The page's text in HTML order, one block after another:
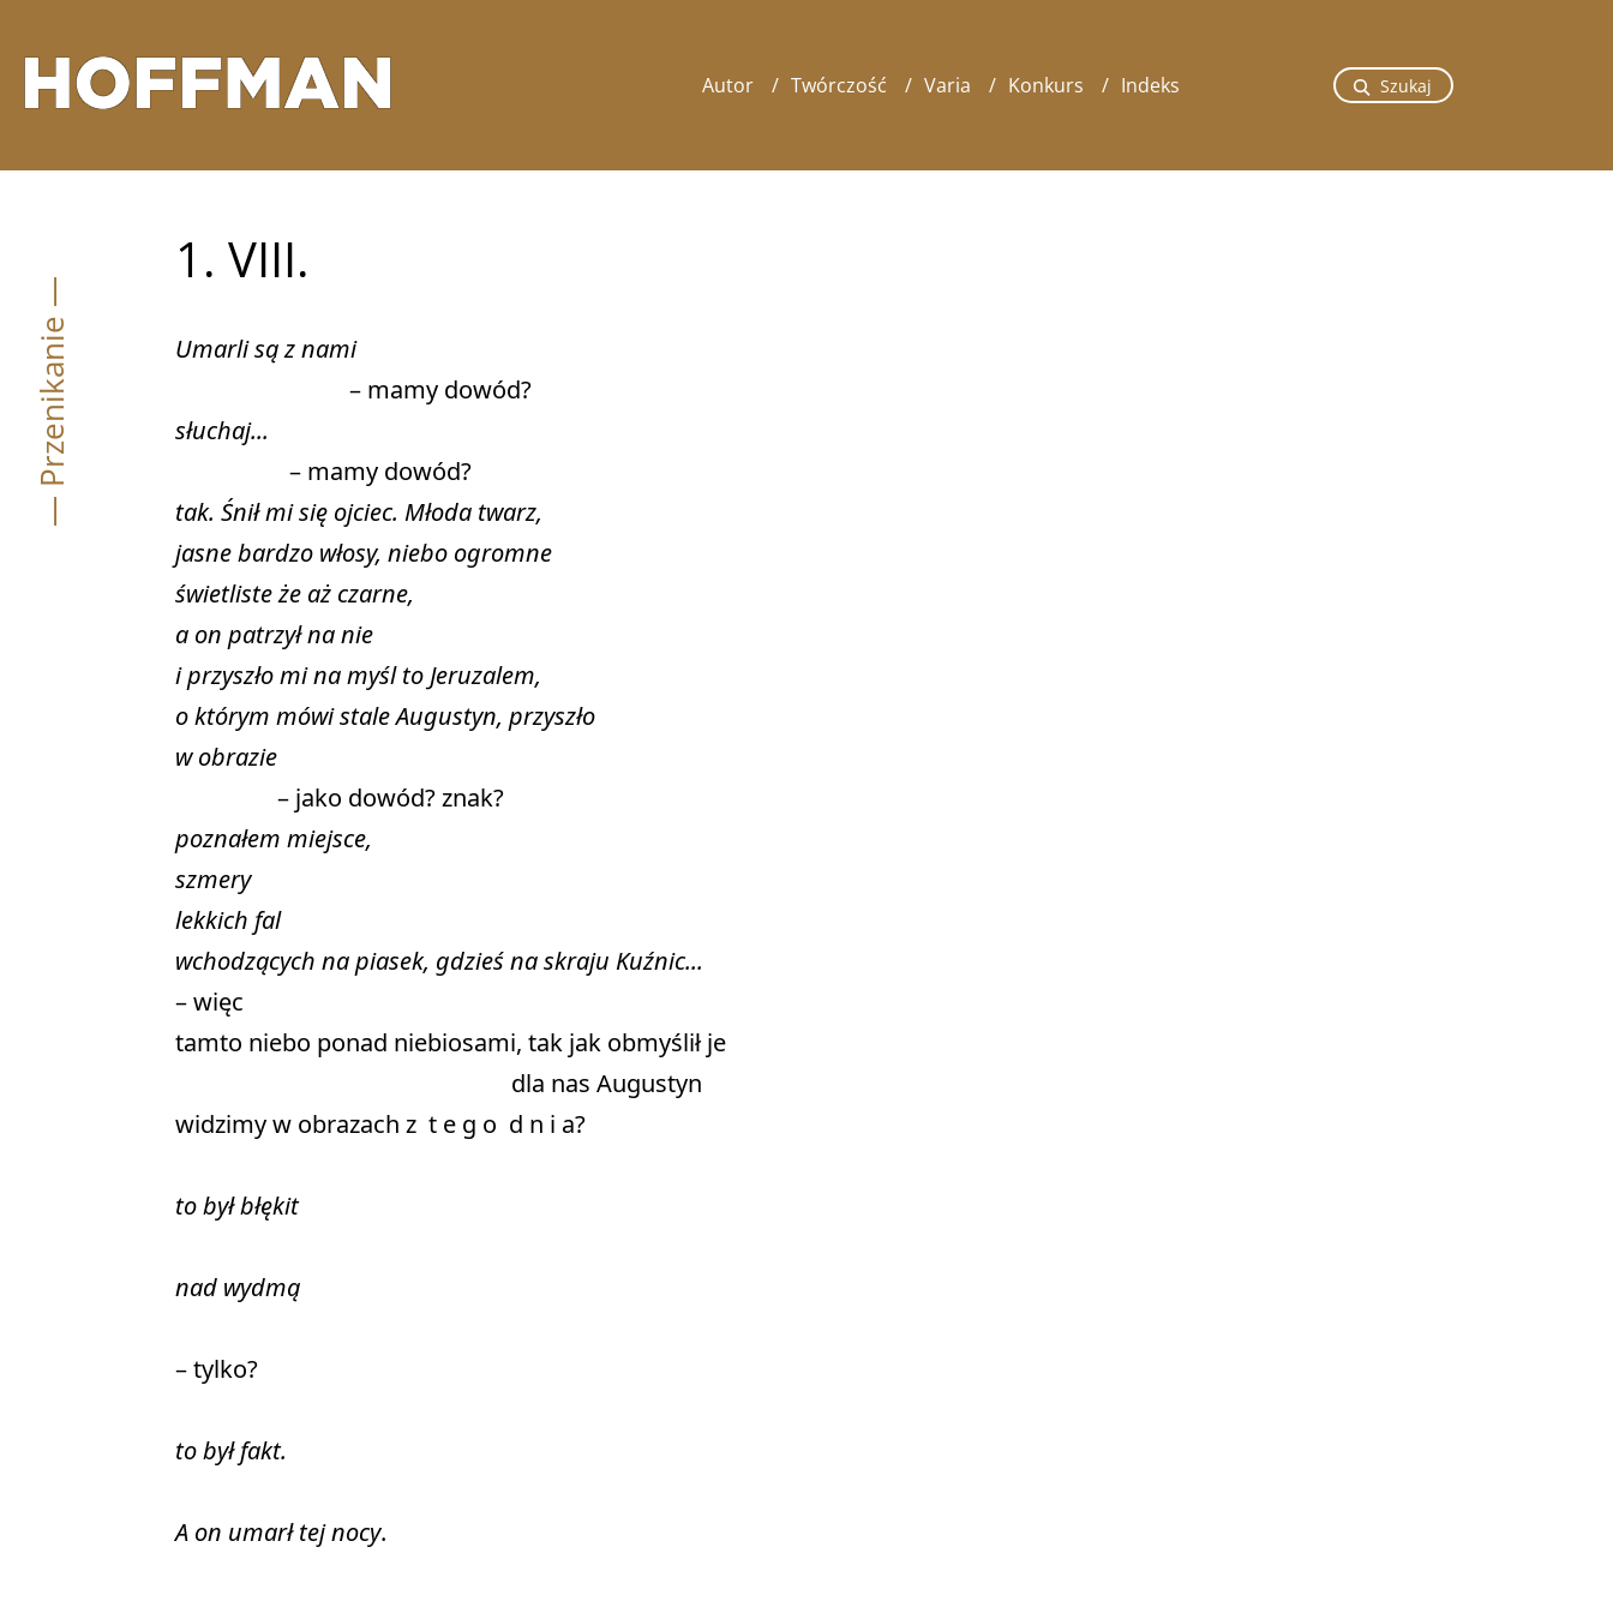
Autor Twórczość Varia Konkurs Indeks Szukaj
— Przenikanie —
1. VIII.
Umarli są z nami
słuchaj...
tak. Śnił mi się ojciec. Młoda twarz,
jasne bardzo włosy, niebo ogromne
świetliste że aż czarne,
a on patrzył na nie
i przyszło mi na myśl to Jeruzalem,
o którym mówi stale Augustyn, przyszło
w obrazie
poznałem miejsce,
szmery
lekkich fal
wchodzących na piasek, gdzieś na skraju Kuźnic...
– więc
tamto niebo ponad niebiosami, tak jak obmyślił je
                                                        dla nas Augustyn
widzimy w obrazach z  t e g o  d n i a?
to był błękit
nad wydmą
– tylko?
to był fakt.
A on umarł tej nocy.